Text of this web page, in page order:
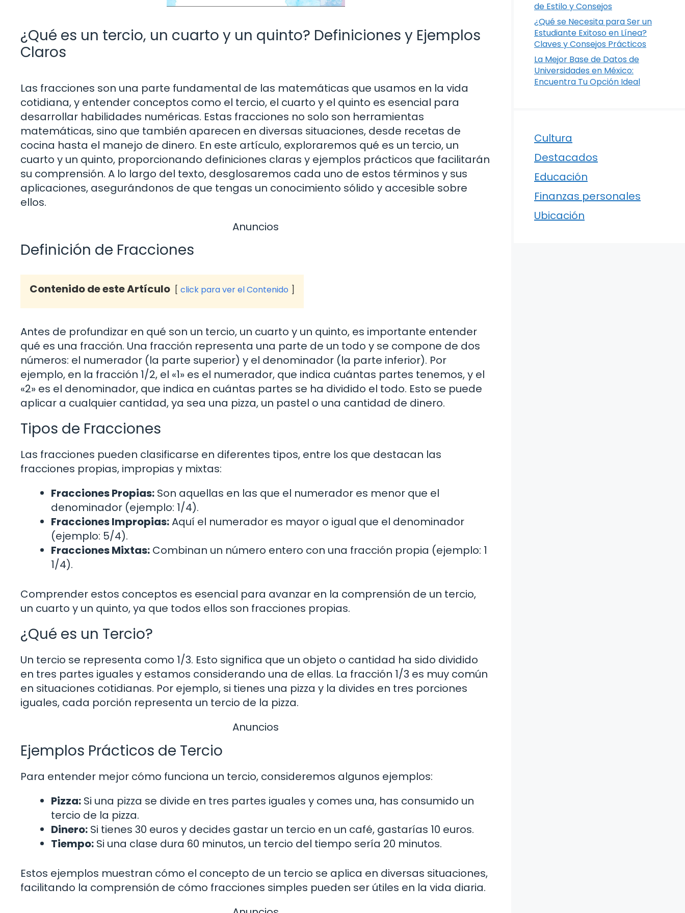
¿Qué es un tercio, un cuarto y un quinto? Definiciones y Ejemplos
Claros
Las fracciones son una parte fundamental de las matemáticas que usamos en la vida
cotidiana, y entender conceptos como el tercio, el cuarto y el quinto es esencial para
desarrollar habilidades numéricas. Estas fracciones no solo son herramientas
matemáticas, sino que también aparecen en diversas situaciones, desde recetas de
cocina hasta el manejo de dinero. En este artículo, exploraremos qué es un tercio, un
cuarto y un quinto, proporcionando definiciones claras y ejemplos prácticos que facilitarán
su comprensión. A lo largo del texto, desglosaremos cada uno de estos términos y sus
aplicaciones, asegurándonos de que tengas un conocimiento sólido y accesible sobre
ellos.
Anuncios
Definición de Fracciones
Contenido de este Artículo click para ver el Contenido
Antes de profundizar en qué son un tercio, un cuarto y un quinto, es importante entender
qué es una fracción. Una fracción representa una parte de un todo y se compone de dos
números: el numerador (la parte superior) y el denominador (la parte inferior). Por
ejemplo, en la fracción 1/2, el «1» es el numerador, que indica cuántas partes tenemos, y el
«2» es el denominador, que indica en cuántas partes se ha dividido el todo. Esto se puede
aplicar a cualquier cantidad, ya sea una pizza, un pastel o una cantidad de dinero.
Tipos de Fracciones
Las fracciones pueden clasificarse en diferentes tipos, entre los que destacan las
fracciones propias, impropias y mixtas:
Fracciones Propias: Son aquellas en las que el numerador es menor que el
denominador (ejemplo: 1/4).
Fracciones Impropias:Aquí el numerador es mayor o igual que el denominador
(ejemplo: 5/4).
Fracciones Mixtas: Combinan un número entero con una fracción propia (ejemplo: 1
1/4).
Comprender estos conceptos es esencial para avanzar en la comprensión de un tercio,
un cuarto y un quinto, ya que todos ellos son fracciones propias.
¿Qué es un Tercio?
Un tercio se representa como 1/3. Esto significa que un objeto o cantidad ha sido dividido
en tres partes iguales y estamos considerando una de ellas. La fracción 1/3 es muy común
en situaciones cotidianas. Por ejemplo, si tienes una pizza y la divides en tres porciones
iguales, cada porción representa un tercio de la pizza.
Anuncios
Ejemplos Prácticos de Tercio
Para entender mejor cómo funciona un tercio, consideremos algunos ejemplos:
Pizza: Si una pizza se divide en tres partes iguales y comes una, has consumido un
tercio de la pizza.
Dinero: Si tienes 30 euros y decides gastar un tercio en un café, gastarías 10 euros.
Tiempo: Si una clase dura 60 minutos, un tercio del tiempo sería 20 minutos.
Estos ejemplos muestran cómo el concepto de un tercio se aplica en diversas situaciones,
facilitando la comprensión de cómo fracciones simples pueden ser útiles en la vida diaria.
de Estilo y Consejos
¿Qué se Necesita para Ser un
Estudiante Exitoso en Línea?
Claves y Consejos Prácticos
La Mejor Base de Datos de
Universidades en México:
Encuentra Tu Opción Ideal
Cultura
Destacados
Educación
Finanzas personales
Ubicación